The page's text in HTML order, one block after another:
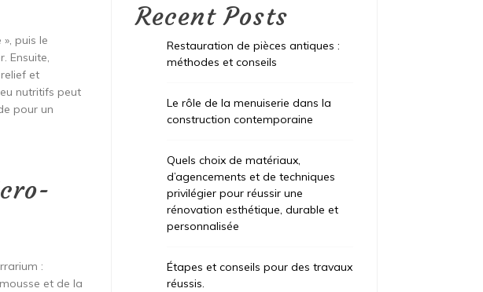
puis le
Ensuite,
et
nutritifs peut
pour un
:
et de la
Recent Posts
Restauration de pièces antiques :
méthodes et conseils
Le rôle de la menuiserie dans la
construction contemporaine
Quels choix de matériaux,
d’agencements et de techniques
privilégier pour réussir une
rénovation esthétique, durable et
personnalisée
Étapes et conseils pour des travaux
réussis.